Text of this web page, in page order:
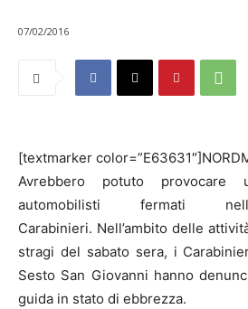
07/02/2016
[textmarker
Avrebbero potuto
automobilisti fermati
Carabinieri. Nell’ambito delle
stragi del sabato sera, i
Sesto San Giovanni hanno
guida in stato di ebbrezza.